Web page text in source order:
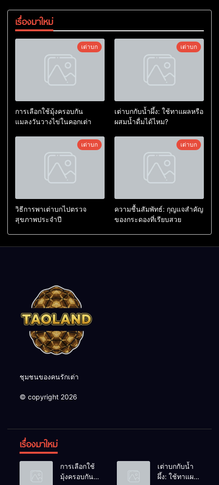
เรื่องมาใหม่
เต่าบก
การเลือกใช้มุ้งครอบกัน
แมลงวันวางไข่ในคอกเต่า
เต่าบก
เต่าบกกับน้ำผึ้ง: ใช้ทาแผลหรือ
ผสมน้ำดื่มได้ไหม?
เต่าบก
วิธีการพาเต่าบกไปตรวจ
สุขภาพประจำปี
เต่าบก
ความชื้นสัมพัทธ์: กุญแจสำคัญ
ของกระดองที่เรียบสวย
ชุมชนของคนรักเต่า
© copyright 2026
เรื่องมาใหม่
การเลือกใช้
มุ้งครอบกัน
เต่าบกกับน้ำ
ผึ้ง: ใช้ทาแผล